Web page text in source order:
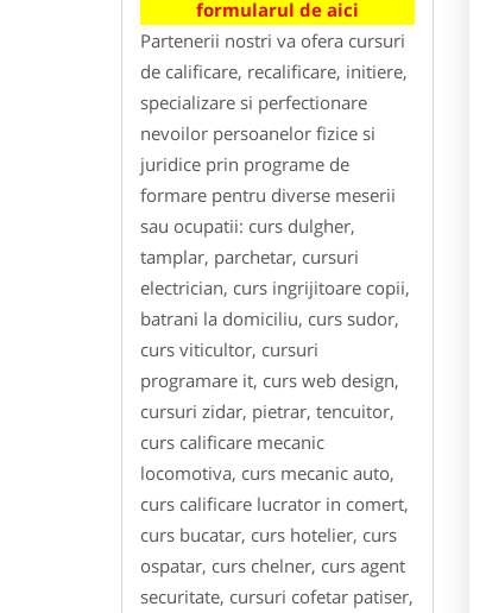
formularul de aici
Partenerii nostri va ofera cursuri
de calificare, recalificare, initiere,
specializare si perfectionare
nevoilor persoanelor fizice si
juridice prin programe de
formare pentru diverse meserii
sau ocupatii: curs dulgher,
tamplar, parchetar, cursuri
electrician, curs ingrijitoare copii,
batrani la domiciliu, curs sudor,
curs viticultor, cursuri
programare it, curs web design,
cursuri zidar, pietrar, tencuitor,
curs calificare mecanic
locomotiva, curs mecanic auto,
curs calificare lucrator in comert,
curs bucatar, curs hotelier, curs
ospatar, curs chelner, curs agent
securitate, cursuri cofetar patiser,